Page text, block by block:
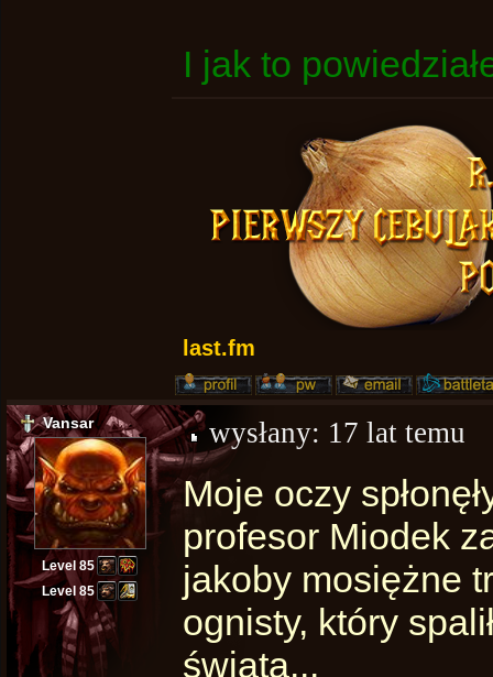
I jak to
last.fm
Vansar
Level 85
Level 85
wysłany: 17 lat temu
Moje oczy
profesor Miodek
jakoby mosiężne
ognisty, który
świata...